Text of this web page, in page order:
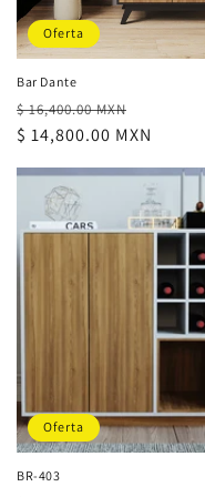
Oferta
Bar Dante
Precio
habitual
$ 16,400.00 MXN
de
oferta
$ 14,800.00 MXN
Oferta
BR-403